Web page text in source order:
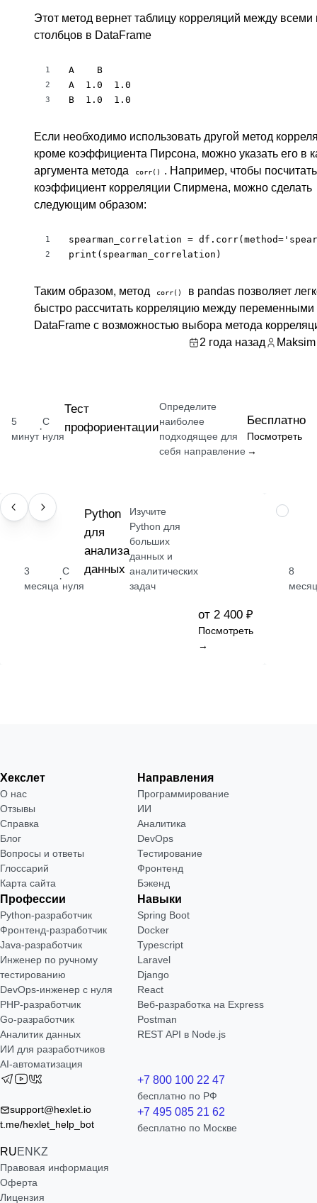
Этот метод вернет таблицу корреляций между
столбцов в DataFrame
1
2
3
A    B
A  1.0  1.0
B  1.0  1.0
Если необходимо использовать другой метод
кроме коэффициента Пирсона, можно указать его в
аргумента метода
corr()
. Например, чтобы посчитать
коэффициент корреляции Спирмена, можно сделать
следующим образом:
1
2
spearman_correlation =
print(spearman_correlation)
Таким образом, метод corr()
в pandas позволяет
быстро рассчитать корреляцию между переменными
DataFrame с возможностью выбора метода
2 года назад
5
минут
·
С
нуля
Тест
профориентации
Определите
наиболее
подходящее для
себя направление
Бесплатно
Посмотреть
→
НАВЫК
3
месяца
·
С
нуля
Python
для
анализа
данных
Изучите
Python для
больших
данных и
аналитических
задач
от 2 400 ₽
Посмотреть
→
8
Хекслет
О нас
Отзывы
Справка
Блог
Вопросы и ответы
Глоссарий
Карта сайта
Направления
Программирование
ИИ
Аналитика
DevOps
Тестирование
Фронтенд
Бэкенд
Профессии
Python-разработчик
Фронтенд-разработчик
Java-разработчик
Инженер по ручному
тестированию
DevOps-инженер с нуля
РНР-разработчик
Go-разработчик
Аналитик данных
ИИ для разработчиков
AI-автоматизация
Навыки
Spring Boot
Docker
Typescript
Laravel
Django
React
Веб-разработка на Express
Postman
REST API в Node.js
support@hexlet.io
t.me/hexlet_help_bot
RUEN KZ
+7 800 100 22 47
бесплатно по РФ
+7 495 085 21 62
бесплатно по Москве
Правовая информация
Оферта
Лицензия